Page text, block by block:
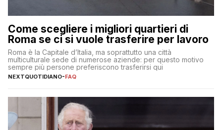
Come scegliere i migliori quartieri di
Roma se ci si vuole trasferire per lavoro
Roma è la Capitale d’Italia, ma soprattutto una città
multiculturale sede di numerose aziende: per questo motivo
sempre più persone preferiscono trasferirsi qui
NEXTQUOTIDIANO-FAQ